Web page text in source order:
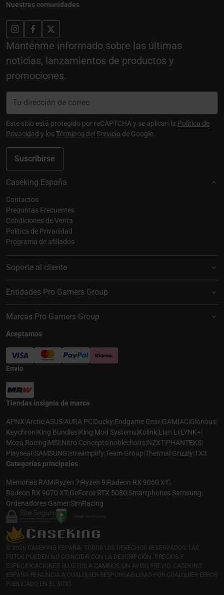
Nuestras comunidades
Manténme informado sobre las últimas
noticias, lanzamientos de productos y
promociones.
Suscribirse
Este sitio está protegido por reCAPTCHA y se aplican la Política de
Privacidad y losTérminos del Servicio de Google.
Caseking España
Contactos
Preguntas Frecuentes
Condiciones de Venta
Política de Privacidad
Programa de afiliados
Soporte al cliente
Entidades Pro Gamers Group
Marcas Pro Gamers Group
Aceptamos
Envío
Tiendas insignia de marca
APNX|Arctic|ASUS|AURA PC|Ducky|Endgame Gear|GAMIAC|Glorious|
Keychron|King Bundles|King Mod Systems|Kolink|Lian Li|LYNK+|
Moza Racing|MSI|Nitro Concepts|noblechairs|NZXT|PHANTEKS|
Playseat|SAMSUNG|streamplify|Team Group|Thermal Grizzly|TX3
Categorías principales
Memorias RAM|Ryzen 7|Ryzen 9|Radeon RX 9060 XT|
Radeon RX 9070 XT|GeForce RTX 5080|Smartphones Samsung|
Ordenadores Gamer|SimRacing
© 2026 CASEKING ESPAÑA. TODOS LOS DERECHOS RESERVADOS. LAS
FOTOS PUEDEN NO COINCIDIR CON LA DESCRIPCIÓN. PRECIOS Y
ESPECIFICACIONES SUJETOS A CAMBIOS SIN AVISO PREVIO. CASEKING
ESPAÑA RENUNCIA A CUALQUIER RESPONSABILIDAD POR CUALQUIER ERROR
PUBLICADO EN EL SITIO.